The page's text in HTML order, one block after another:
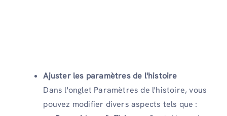
Ajuster les paramètres de l'histoire
Dans l'onglet Paramètres de l'histoire, vous
pouvez modifier divers aspects tels que :